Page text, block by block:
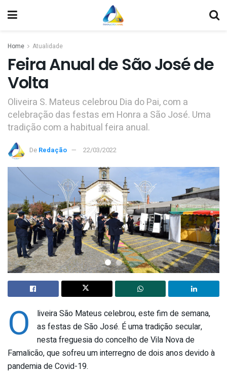
Home Atualidade
Feira Anual de São José de
Volta
Oliveira S. Mateus celebrou Dia do Pai, com a
celebração das festas em Honra a São José. Uma
tradição com a habitual feira anual.
De Redação 22/03/2022
O
liveira São Mateus celebrou, este fim de semana,
as festas de São José. É uma tradição secular,
nesta freguesia do concelho de Vila Nova de
Famalicão, que sofreu um interregno de dois anos devido à
pandemia de Covid-19.